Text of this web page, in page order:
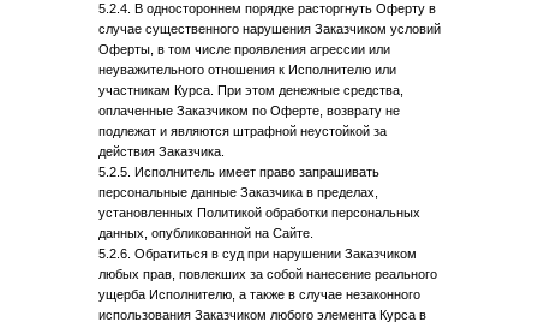
5.2.4. В одностороннем порядке расторгнуть Оферту в
случае существенного нарушения Заказчиком условий
Оферты, в том числе проявления агрессии или
неуважительного отношения к Исполнителю или
участникам Курса. При этом денежные средства,
оплаченные Заказчиком по Оферте, возврату не
подлежат и являются штрафной неустойкой за
действия Заказчика.
5.2.5. Исполнитель имеет право запрашивать
персональные данные Заказчика в пределах,
установленных Политикой обработки персональных
данных, опубликованной на Сайте.
5.2.6. Обратиться в суд при нарушении Заказчиком
любых прав, повлекших за собой нанесение реального
ущерба Исполнителю, а также в случае незаконного
использования Заказчиком любого элемента Курса в